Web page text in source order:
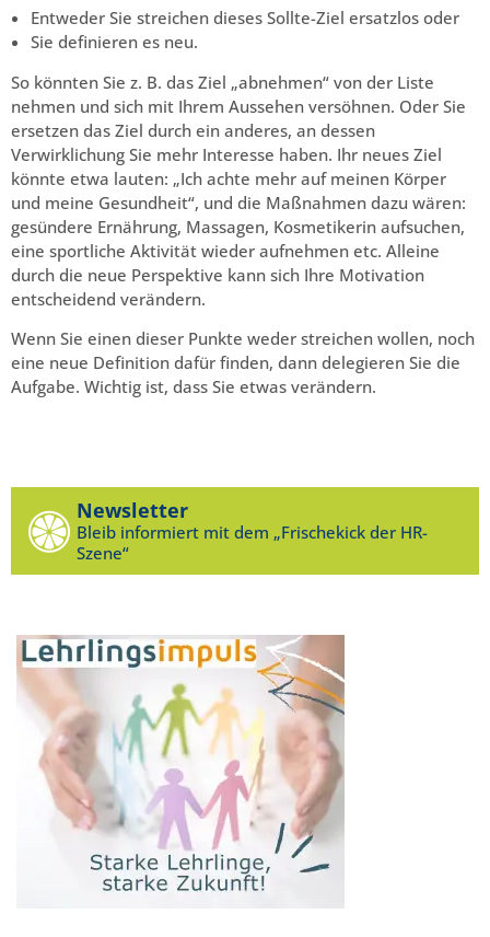
Entweder Sie streichen dieses Sollte-Ziel ersatzlos oder
Sie definieren es neu.
So könnten Sie z. B. das Ziel „abnehmen“ von der Liste
nehmen und sich mit Ihrem Aussehen versöhnen. Oder Sie
ersetzen das Ziel durch ein anderes, an dessen
Verwirklichung Sie mehr Interesse haben. Ihr neues Ziel
könnte etwa lauten: „Ich achte mehr auf meinen Körper
und meine Gesundheit“, und die Maßnahmen dazu wären:
gesündere Ernährung, Massagen, Kosmetikerin aufsuchen,
eine sportliche Aktivität wieder aufnehmen etc. Alleine
durch die neue Perspektive kann sich Ihre Motivation
entscheidend verändern.
Wenn Sie einen dieser Punkte weder streichen wollen, noch
eine neue Definition dafür finden, dann delegieren Sie die
Aufgabe. Wichtig ist, dass Sie etwas verändern.
Newsletter
Bleib informiert mit dem „Frischekick der HR-
Szene“